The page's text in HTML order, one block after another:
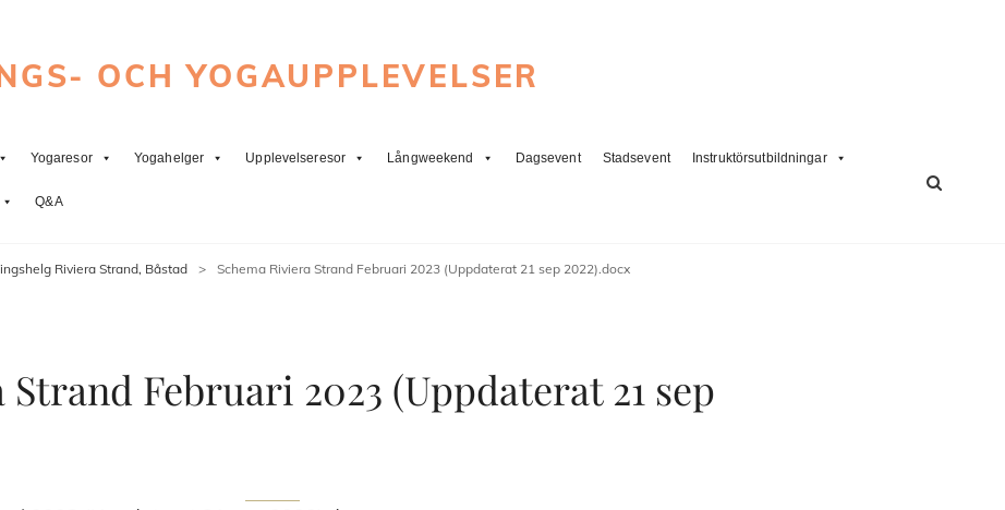
OCH YOGAUPPLEVELSER
Yogaresor Yogahelger Upplevelseresor Långweekend Dagsevent Stadsevent Instruktörsutbildningar
Q&A
Riviera Strand, Båstad > Schema Riviera Strand Februari 2023 (Uppdaterat 21 sep 2022).docx
Februari 2023 (Uppdaterat 21 sep